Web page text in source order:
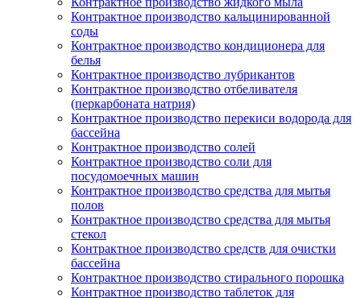
Контрактное производство кальцинированной
соды
Контрактное производство кондиционера для
белья
Контрактное производство лубрикантов
Контрактное производство отбеливателя
(перкарбоната натрия)
Контрактное производство перекиси водорода для
бассейна
Контрактное производство солей
Контрактное производство соли для
посудомоечных машин
Контрактное производство средства для мытья
полов
Контрактное производство средства для мытья
стекол
Контрактное производство средств для очистки
бассейна
Контрактное производство стирального порошка
Контрактное производство таблеток для